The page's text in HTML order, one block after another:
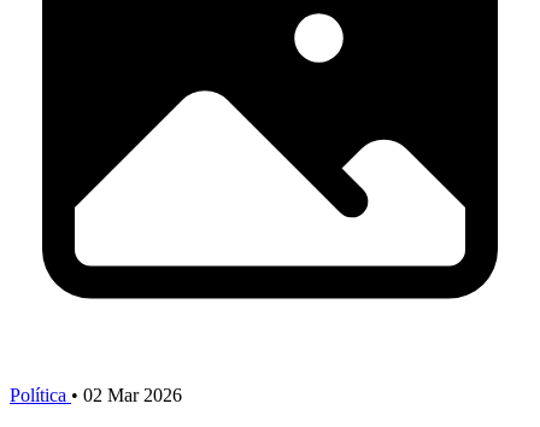
Política • 02 Mar 2026